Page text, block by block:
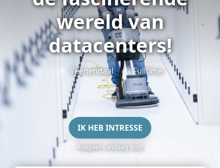
wereld van
datacenters!
Veenendaal Fulltime
IK HEB INTRESSE
Reageer vandaag nog!